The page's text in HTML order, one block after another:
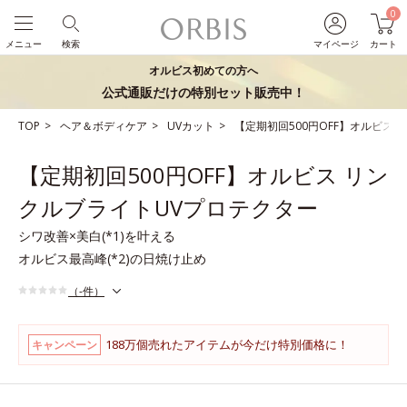
マイページ
0
カート
検索
メニュー
オルビス初めての方へ
公式通販だけの特別セット販売中！
TOP ヘア＆ボディケア UVカット 【定期初回500円OFF】オルビス
【定期初回500円OFF】オルビス リン
クルブライトUVプロテクター
シワ改善×美白(*1)を叶える
オルビス最高峰(*2)の日焼け止め
（-件）
キャンペーン 188万個売れたアイテムが今だけ特別価格に！